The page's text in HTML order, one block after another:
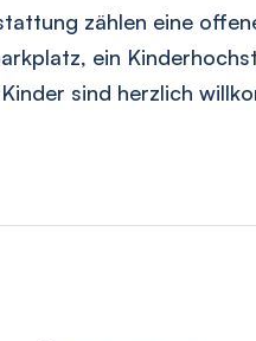
zählen eine
ein
sind herzlich